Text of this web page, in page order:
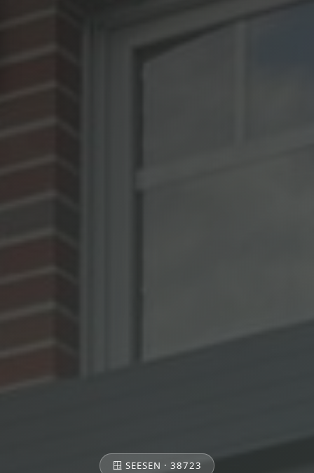
🪟 SEESEN · 38723